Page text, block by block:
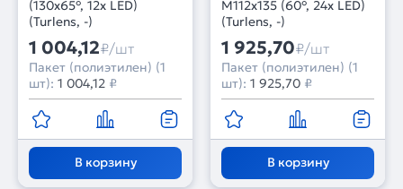
(130x65°, 12x LED)
(Turlens, -)
1 004,12₽/шт
Пакет (полиэтилен) (1
шт): 1 004,12 ₽
В корзину
M112х135 (60°, 24x LED)
(Turlens, -)
1 925,70₽/шт
Пакет (полиэтилен) (1
шт): 1 925,70 ₽
В корзину